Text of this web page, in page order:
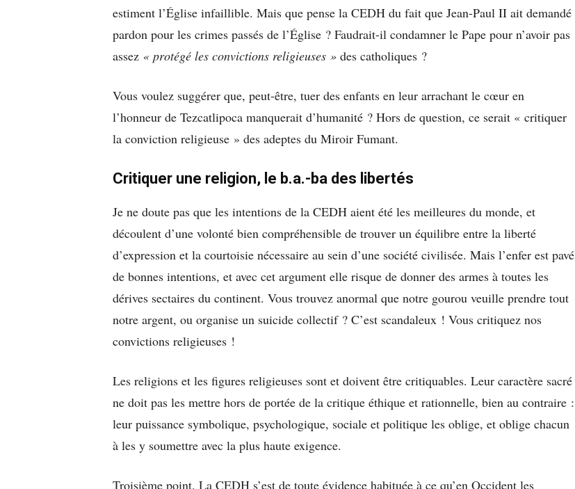
estiment l’Église infaillible. Mais que pense la CEDH du fait que Jean-Paul II ait demandé
pardon pour les crimes passés de l’Église ? Faudrait-il condamner le Pape pour n’avoir pas
assez « protégé les convictions religieuses » des catholiques ?
Vous voulez suggérer que, peut-être, tuer des enfants en leur arrachant le cœur en
l’honneur de Tezcatlipoca manquerait d’humanité ? Hors de question, ce serait « critiquer
la conviction religieuse » des adeptes du Miroir Fumant.
Critiquer une religion, le b.a.-ba des libertés
Je ne doute pas que les intentions de la CEDH aient été les meilleures du monde, et
découlent d’une volonté bien compréhensible de trouver un équilibre entre la liberté
d’expression et la courtoisie nécessaire au sein d’une société civilisée. Mais l’enfer est pavé
de bonnes intentions, et avec cet argument elle risque de donner des armes à toutes les
dérives sectaires du continent. Vous trouvez anormal que notre gourou veuille prendre tout
notre argent, ou organise un suicide collectif ? C’est scandaleux ! Vous critiquez nos
convictions religieuses !
Les religions et les figures religieuses sont et doivent être critiquables. Leur caractère sacré
ne doit pas les mettre hors de portée de la critique éthique et rationnelle, bien au contraire :
leur puissance symbolique, psychologique, sociale et politique les oblige, et oblige chacun
à les y soumettre avec la plus haute exigence.
Troisième point. La CEDH s’est de toute évidence habituée à ce qu’en Occident les